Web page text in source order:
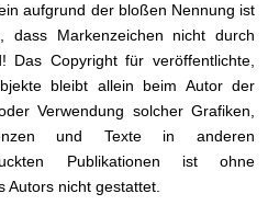
aufgrund der bloßen Nennung ist
dass Markenzeichen nicht durch
Das Copyright für veröffentlichte,
bleibt allein beim Autor der
Verwendung solcher Grafiken,
und Texte in anderen
Publikationen ist ohne
Autors nicht gestattet.